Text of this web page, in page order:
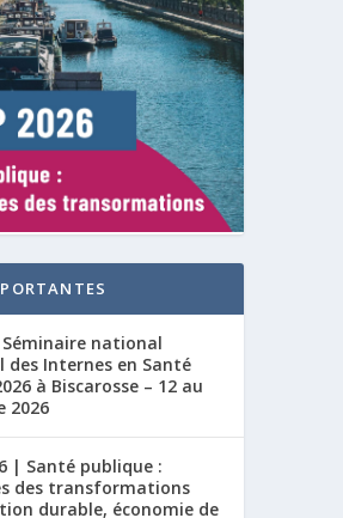
Séminaire national
des Internes en Santé
à Biscarosse – 12 au
2026
| Santé publique :
des transformations
durable, économie de